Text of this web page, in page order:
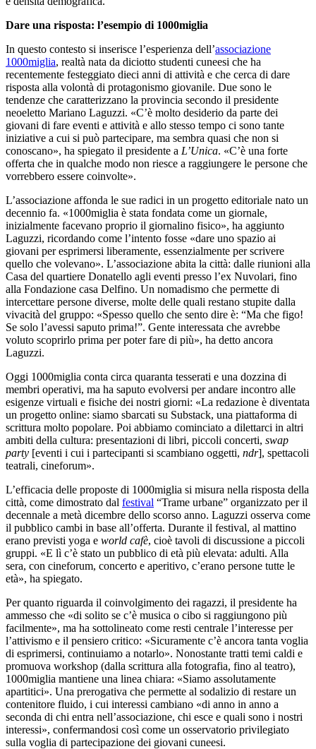
Dare una risposta: l’esempio di 1000miglia
In questo contesto si inserisce l’esperienza dell’associazione
1000miglia, realtà nata da diciotto studenti cuneesi che ha
recentemente festeggiato dieci anni di attività e che cerca di dare
risposta alla volontà di protagonismo giovanile. Due sono le
tendenze che caratterizzano la provincia secondo il presidente
neoeletto Mariano Laguzzi. «C’è molto desiderio da parte dei
giovani di fare eventi e attività e allo stesso tempo ci sono tante
iniziative a cui si può partecipare, ma sembra quasi che non si
conoscano», ha spiegato il presidente a L’Unica. «C’è una forte
offerta che in qualche modo non riesce a raggiungere le persone che
vorrebbero essere coinvolte».
L’associazione affonda le sue radici in un progetto editoriale nato un
decennio fa. «1000miglia è stata fondata come un giornale,
inizialmente facevano proprio il giornalino fisico», ha aggiunto
Laguzzi, ricordando come l’intento fosse «dare uno spazio ai
giovani per esprimersi liberamente, essenzialmente per scrivere
quello che volevano». L’associazione abita la città: dalle riunioni alla
Casa del quartiere Donatello agli eventi presso l’ex Nuvolari, fino
alla Fondazione casa Delfino. Un nomadismo che permette di
intercettare persone diverse, molte delle quali restano stupite dalla
vivacità del gruppo: «Spesso quello che sento dire è: “Ma che figo!
Se solo l’avessi saputo prima!”. Gente interessata che avrebbe
voluto scoprirlo prima per poter fare di più», ha detto ancora
Laguzzi.
Oggi 1000miglia conta circa quaranta tesserati e una dozzina di
membri operativi, ma ha saputo evolversi per andare incontro alle
esigenze virtuali e fisiche dei nostri giorni: «La redazione è diventata
un progetto online: siamo sbarcati su Substack, una piattaforma di
scrittura molto popolare. Poi abbiamo cominciato a dilettarci in altri
ambiti della cultura: presentazioni di libri, piccoli concerti, swap
party [eventi i cui i partecipanti si scambiano oggetti, ndr], spettacoli
teatrali, cineforum».
L’efficacia delle proposte di 1000miglia si misura nella risposta della
città, come dimostrato dal festival “Trame urbane” organizzato per il
decennale a metà dicembre dello scorso anno. Laguzzi osserva come
il pubblico cambi in base all’offerta. Durante il festival, al mattino
erano previsti yoga e world cafè, cioè tavoli di discussione a piccoli
gruppi. «E lì c’è stato un pubblico di età più elevata: adulti. Alla
sera, con cineforum, concerto e aperitivo, c’erano persone tutte le
età», ha spiegato.
Per quanto riguarda il coinvolgimento dei ragazzi, il presidente ha
ammesso che «di solito se c’è musica o cibo si raggiungono più
facilmente», ma ha sottolineato come resti centrale l’interesse per
l’attivismo e il pensiero critico: «Sicuramente c’è ancora tanta voglia
di esprimersi, continuiamo a notarlo». Nonostante tratti temi caldi e
promuova workshop (dalla scrittura alla fotografia, fino al teatro),
1000miglia mantiene una linea chiara: «Siamo assolutamente
apartitici». Una prerogativa che permette al sodalizio di restare un
contenitore fluido, i cui interessi cambiano «di anno in anno a
seconda di chi entra nell’associazione, chi esce e quali sono i nostri
interessi», confermandosi così come un osservatorio privilegiato
sulla voglia di partecipazione dei giovani cuneesi.